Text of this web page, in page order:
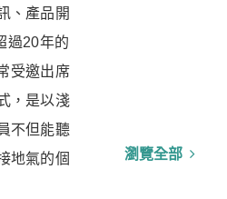
、產品開
過20年的
受邀出席
，是以淺
不但能聽
地氣的個
瀏覽全部